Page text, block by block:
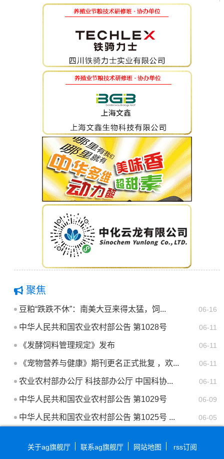
聚焦
06-16
豆粕“跌跌不休”：南美大豆来得太猛，饲...
06-11
中华人民共和国农业农村部公告 第1028号
06-11
《发酵饲料管理规定》发布
06-11
《宠物营养与健康》期刊更名正式批复 ，欢...
06-11
农业农村部办公厅 科技部办公厅 中国科协...
06-09
中华人民共和国农业农村部公告 第1029号
06-05
中华人民共和国农业农村部公告 第1025号 ...
关于ag旗舰厅 联系ag旗舰厅 网站地图 rss订阅